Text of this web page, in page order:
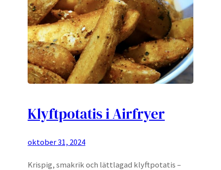
Klyftpotatis i Airfryer
oktober 31, 2024
Krispig, smakrik och lättlagad klyftpotatis –